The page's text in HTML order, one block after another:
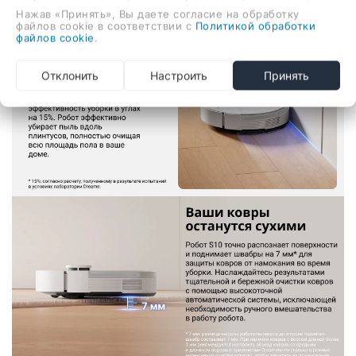
Нажав «Принять», Вы даете согласие на обработку
файлов cookie в соответствии с Политикой обработки
файлов cookie
Отклонить Настроить Принять